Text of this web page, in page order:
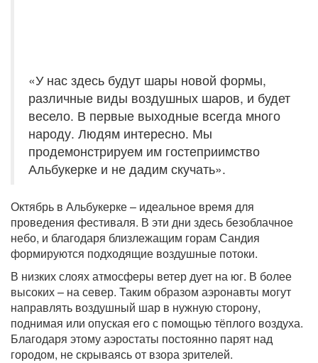
«У нас здесь будут шары новой формы,
различные виды воздушных шаров, и будет
весело. В первые выходные всегда много
народу. Людям интересно. Мы
продемонстрируем им гостеприимство
Альбукерке и не дадим скучать».
Октябрь в Альбукерке – идеальное время для
проведения фестиваля. В эти дни здесь безоблачное
небо, и благодаря близлежащим горам Сандия
формируются подходящие воздушные потоки.
В низких слоях атмосферы ветер дует на юг. В более
высоких – на север. Таким образом аэронавты могут
направлять воздушный шар в нужную сторону,
поднимая или опуская его с помощью тёплого воздуха.
Благодаря этому аэростаты постоянно парят над
городом, не скрываясь от взора зрителей.